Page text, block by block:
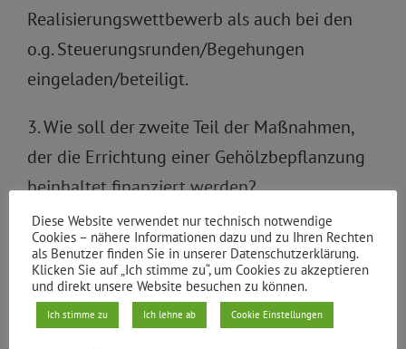
Realisierungswettbewerb als auch bei den
o.g. Steuerungsrunden/Begehungen
eingeladen/beteiligt.
3. Wie soll der zweite Teil der Maßnahmen,
der die Errichtung einer Gehölzbepflanzung
beinhaltet finanziert werden?
Für alle Neupflanzungen, die im Rahmen des
laufenden Projektes vorgesehen sind, ist die
Finanzierung gesichert.
Diese Website verwendet nur technisch notwendige
Cookies – nähere Informationen dazu und zu Ihren Rechten
als Benutzer finden Sie in unserer Datenschutzerklärung.
Klicken Sie auf „Ich stimme zu“, um Cookies zu akzeptieren
und direkt unsere Website besuchen zu können.
Ich stimme zu Ich lehne ab Cookie Einstellungen